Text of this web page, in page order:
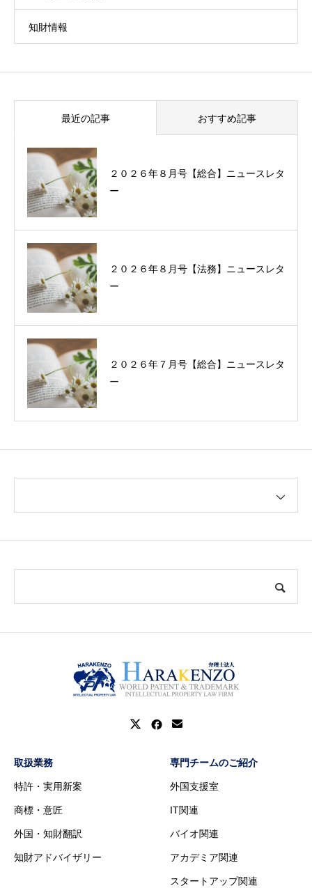
知財情報
最近の記事 おすすめ記事
２０２６年８月号【総合】ニュースレタ
ー
２０２６年８月号【法務】ニュースレタ
ー
２０２６年７月号【総合】ニュースレタ
ー
取扱業務
特許・実用新案
商標・意匠
外国・知財翻訳
知財アドバイザリー
専門チームのご紹介
外国支援室
IT関連
バイオ関連
アカデミア関連
スタートアップ関連